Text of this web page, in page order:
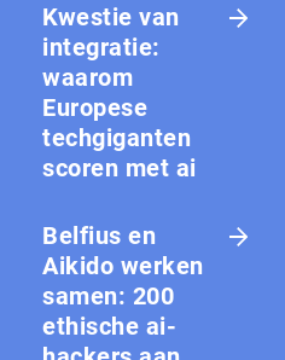
Kwestie van
integratie:
waarom
Europese
techgiganten
scoren met ai
Belfius en
Aikido werken
samen: 200
ethische ai-